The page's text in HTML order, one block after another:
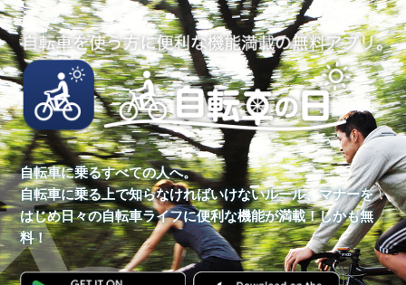
自転車に乗るすべての人へ。
自転車に乗る上で知らなければいけないルール、マナーを
はじめ日々の自転車ライフに便利な機能が満載！しかも無
料！